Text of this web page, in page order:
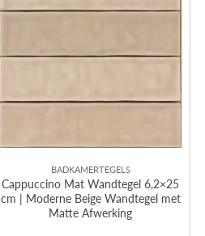
BADKAMERTEGELS
Cappuccino Mat Wandtegel 6,2×25
cm | Moderne Beige Wandtegel met
Matte Afwerking